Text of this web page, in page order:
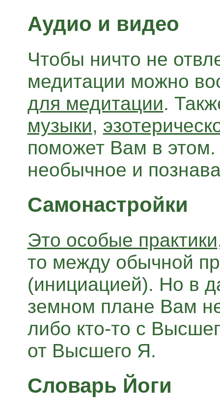
Аудио и видео
Чтобы ничто не
медитации можно
для медитации.
музыки,
поможет Вам в
необычное и
Самонастройки
Это особые практики
то между обычной
(инициацией). Но в
земном плане Вам
либо кто-то с
от Высшего Я.
Словарь Йоги